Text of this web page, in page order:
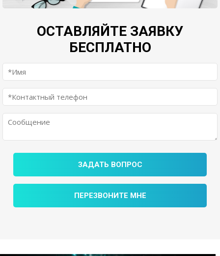
ОСТАВЛЯЙТЕ ЗАЯВКУ
БЕСПЛАТНО
ЗАДАТЬ ВОПРОС
ПЕРЕЗВОНИТЕ МНЕ